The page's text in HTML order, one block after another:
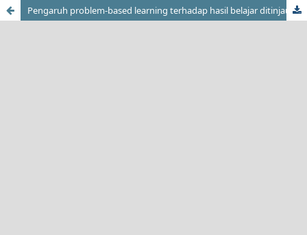
Pengaruh problem-based learning terhadap hasil belajar ditinjau dari motivasi belajar PLC di SMK